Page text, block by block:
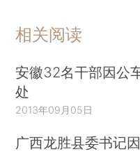
相关阅读
安徽32名干部因公
处
2013年09月05日
广西龙胜县委书记